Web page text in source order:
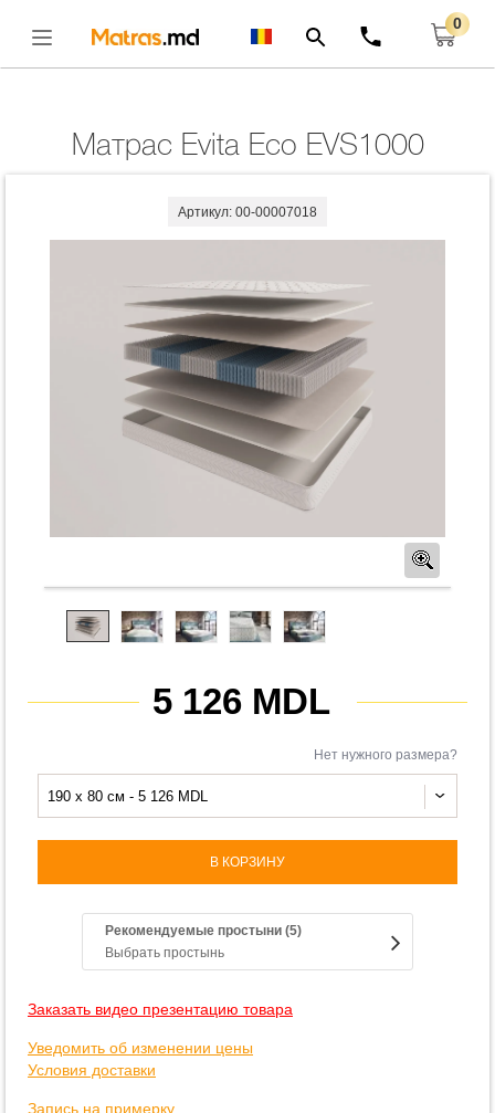
0
Матрас Evita Eco EVS1000
Артикул: 00-00007018
5 126 MDL
Нет нужного размера?
190 x 80 см - 5 126 MDL
В КОРЗИНУ
Рекомендуемые простыни (5)
Выбрать простынь
Заказать видео презентацию товара
Уведомить об изменении цены
Условия доставки
Запись на примерку